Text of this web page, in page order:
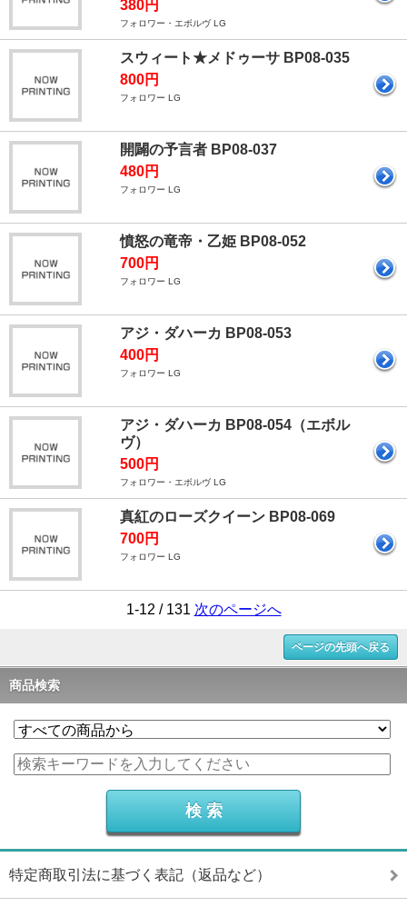
380円
フォロワー・エボルヴ LG
スウィート★メドゥーサ BP08-035
800円
フォロワー LG
開闢の予言者 BP08-037
480円
フォロワー LG
憤怒の竜帝・乙姫 BP08-052
700円
フォロワー LG
アジ・ダハーカ BP08-053
400円
フォロワー LG
アジ・ダハーカ BP08-054（エボル
ヴ）
500円
フォロワー・エボルヴ LG
真紅のローズクイーン BP08-069
700円
フォロワー LG
1-12 / 131 次のページへ
ページの先頭へ戻る
商品検索
特定商取引法に基づく表記（返品など）